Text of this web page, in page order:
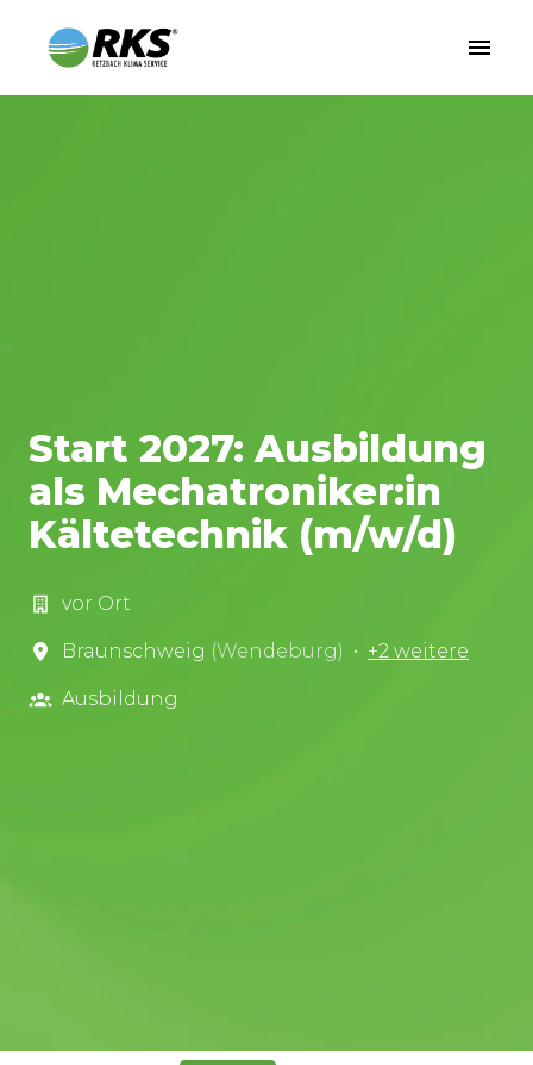
Inhalt
springen
Startseite
Start 2027: Ausbildung
als Mechatroniker:in
Kältetechnik (m/w/d)
vor Ort
Braunschweig (Wendeburg) • +2 weitere
Ausbildung